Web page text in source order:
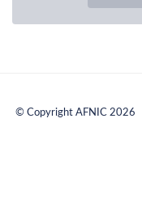
© Copyright AFNIC 2026